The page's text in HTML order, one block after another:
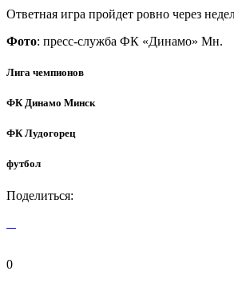
Ответная игра пройдет ровно через
Фото: пресс-служба ФК «Динамо» Мн.
Лига чемпионов
ФК Динамо Минск
ФК Лудогорец
футбол
Поделиться:
0